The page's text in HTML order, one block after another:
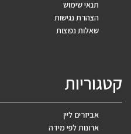
תנאי שימוש
הצהרת נגישות
שאלות נפוצות
קטגוריות
אביזרים ליין
ארונות לפי מידה